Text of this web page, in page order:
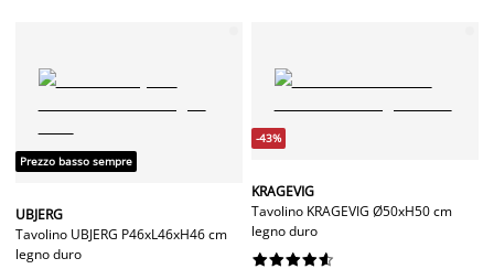
Prezzo basso sempre
UBJERG
Tavolino UBJERG P46xL46xH46 cm
legno duro
-43%
KRAGEVIG
Tavolino KRAGEVIG Ø50xH50 cm
legno duro





